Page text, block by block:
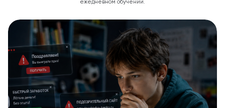
ежедневном обучении.